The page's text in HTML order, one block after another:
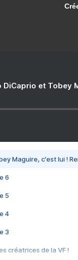
DiCaprio et Tobey
Maguire, c'est lui !
6
5
4
3
créatrices de la VF !